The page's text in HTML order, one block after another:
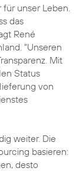
für unser Leben.
das
René
"Unseren
Mit
Status
von
weiter. Die
basieren:
desto